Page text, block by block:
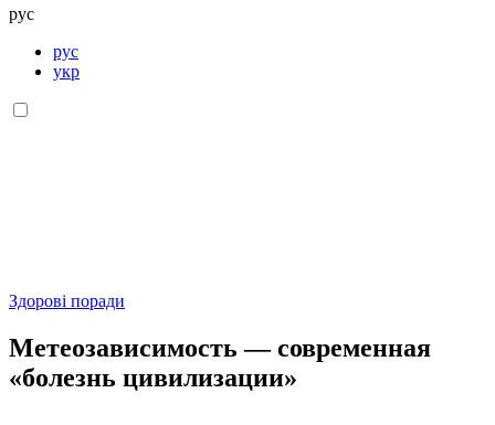
рус
рус
укр
Здорові поради
Метеозависимость — современная
«болезнь цивилизации»